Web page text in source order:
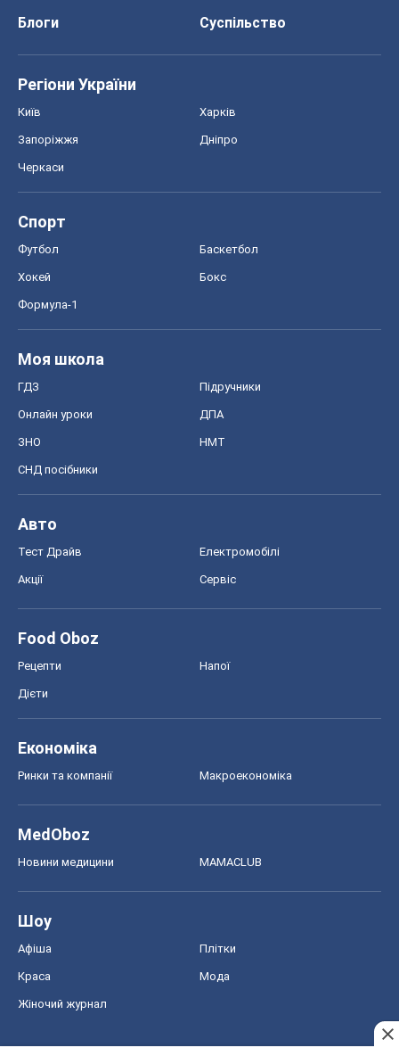
Блоги
Суспільство
Регіони України
Київ Харків
Запоріжжя Дніпро
Черкаси
Спорт
Футбол Баскетбол
Хокей Бокс
Формула-1
Моя школа
ГДЗ Підручники
Онлайн уроки ДПА
ЗНО НМТ
СНД посібники
Авто
Тест Драйв Електромобілі
Акції Сервіс
Food Oboz
Рецепти Напої
Дієти
Економіка
Ринки та компанії Макроекономіка
MedOboz
Новини медицини MAMACLUB
Шоу
Афіша Плітки
Краса Мода
Жіночий журнал